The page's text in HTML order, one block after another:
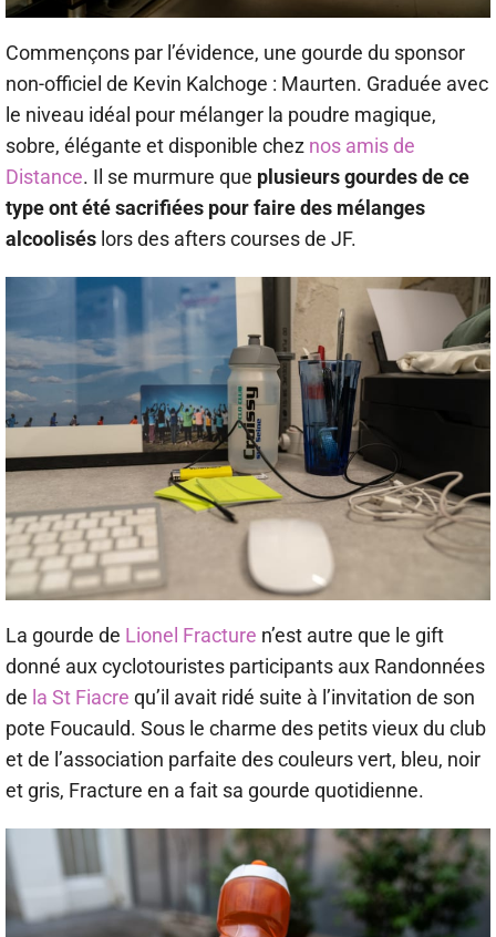
Commençons par l’évidence, une gourde du sponsor
non-officiel de Kevin Kalchoge : Maurten. Graduée avec
le niveau idéal pour mélanger la poudre magique,
sobre, élégante et disponible chez nos amis de
Distance. Il se murmure que plusieurs gourdes de ce
type ont été sacrifiées pour faire des mélanges
alcoolisés lors des afters courses de JF.
La gourde de Lionel Fracture n’est autre que le gift
donné aux cyclotouristes participants aux Randonnées
de la St Fiacre qu’il avait ridé suite à l’invitation de son
pote Foucauld. Sous le charme des petits vieux du club
et de l’association parfaite des couleurs vert, bleu, noir
et gris, Fracture en a fait sa gourde quotidienne.